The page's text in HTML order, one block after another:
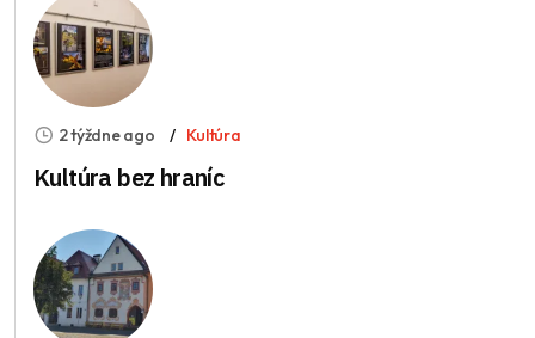
2 týždne ago Kultúra
Kultúra bez hraníc